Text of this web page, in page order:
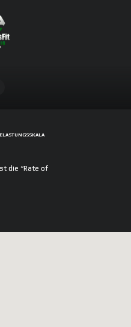
ist die “Rate